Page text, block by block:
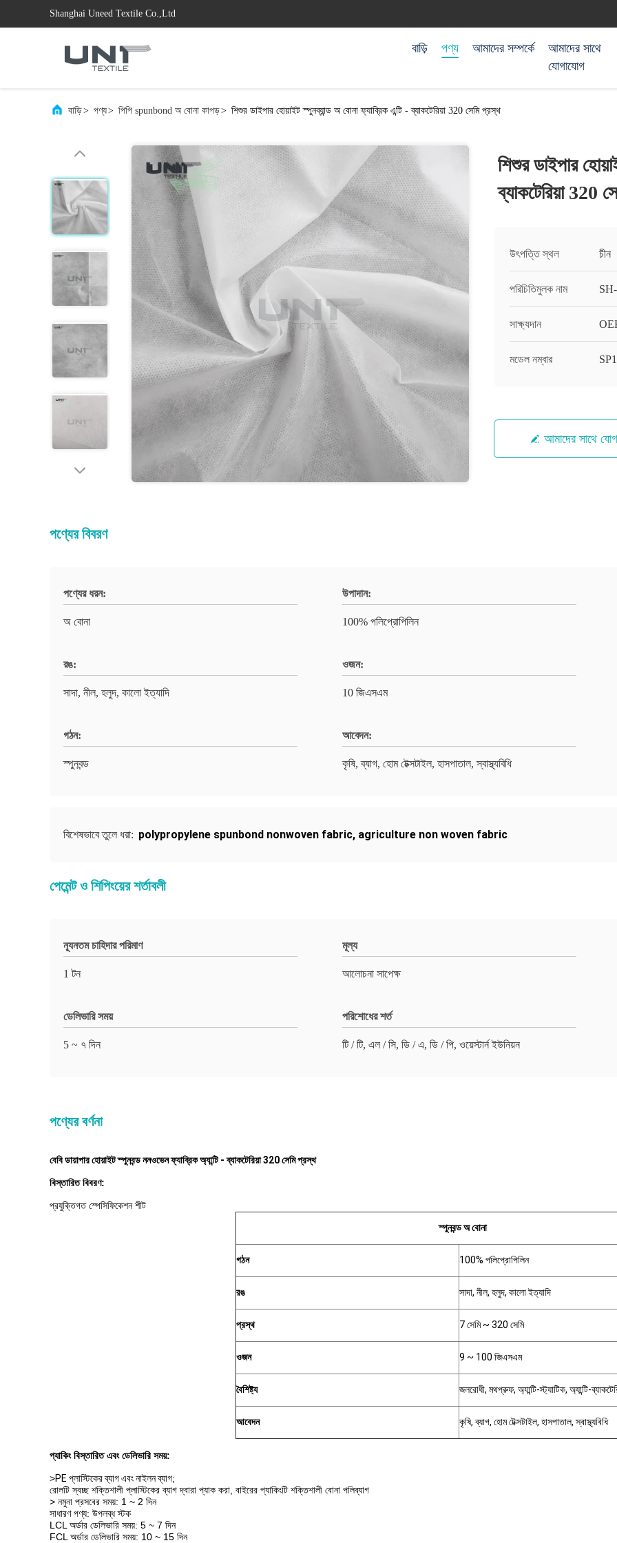
Shanghai Uneed Textile Co.,Ltd
বাড়ি পণ্য আমাদের সম্পর্কে
আমাদের সাথে
যোগাযোগ
বাড়ি> পণ্য> পিপি spunbond অ বোনা কাপড়> শিশুর ডাইপার হোয়াইট স্পুনব্যান্ড অ বোনা ফ্যাব্রিক এন্টি - ব্যাকটেরিয়া 320 সেমি প্রস্থ
শিশুর ডাইপার
ব্যাকটেরিয়া 320
উৎপত্তি স্থল চীন
পরিচিতিমুলক নাম
সাক্ষ্যদান
মডেল নম্বার
আমাদের সাথে
পণ্যের বিবরণ
পণ্যের ধরন:
অ বোনা
উপাদান:
100% পলিপ্রোপিলিন
রঙ:
সাদা, নীল, হলুদ, কালো ইত্যাদি
ওজন:
10 জিএসএম
গঠন:
স্পুনবন্ড
আবেদন:
কৃষি, ব্যাগ, হোম টেক্সটাইল, হাসপাতাল, স্বাস্থ্যবিধি
বিশেষভাবে তুলে ধরা: polypropylene spunbond nonwoven fabric, agriculture non woven fabric
পেমেন্ট ও শিপিংয়ের শর্তাবলী
ন্যূনতম চাহিদার পরিমাণ
1 টন
মূল্য
আলোচনা সাপেক্ষ
ডেলিভারি সময়
5 ~ ৭ দিন
পরিশোধের শর্ত
টি / টি, এল / সি, ডি / এ, ডি / পি, ওয়েস্টার্ন ইউনিয়ন
পণ্যের বর্ণনা
বেবি ডায়াপার হোয়াইট স্পুনবন্ড ননওভেন ফ্যাব্রিক অ্যান্টি - ব্যাকটেরিয়া 320 সেমি প্রস্থ
বিস্তারিত বিবরণ:
প্রযুক্তিগত স্পেসিফিকেশন শীট
স্পুনবন্ড অ বোনা
গঠন 100% পলিপ্রোপিলিন
রঙ সাদা, নীল, হলুদ, কালো ইত্যাদি
প্রস্থ 7 সেমি ~ 320 সেমি
ওজন 9 ~ 100 জিএসএম
বৈশিষ্ট্য জলরোধী, মথপ্রুফ, অ্যান্টি-স্ট্যাটিক, অ্যান্টি-
আবেদন কৃষি, ব্যাগ, হোম টেক্সটাইল, হাসপাতাল, স্বাস্থ্যবিধি
প্যাকিং বিস্তারিত এবং ডেলিভারি সময়:
>PE প্লাস্টিকের ব্যাগ এবং নাইলন ব্যাগ;
রোলটি স্বচ্ছ শক্তিশালী প্লাস্টিকের ব্যাগ দ্বারা প্যাক করা, বাইরের প্যাকিংটি শক্তিশালী বোনা পলিব্যাগ
> নমুনা প্রসবের সময়: 1 ~ 2 দিন
সাধারণ পণ্য: উপলব্ধ স্টক
LCL অর্ডার ডেলিভারি সময়: 5 ~ 7 দিন
FCL অর্ডার ডেলিভারি সময়: 10 ~ 15 দিন